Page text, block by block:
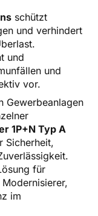
schützt
und verhindert
und
und
vor.
Gewerbeanlagen
1P+N Typ A
Sicherheit,
für
im